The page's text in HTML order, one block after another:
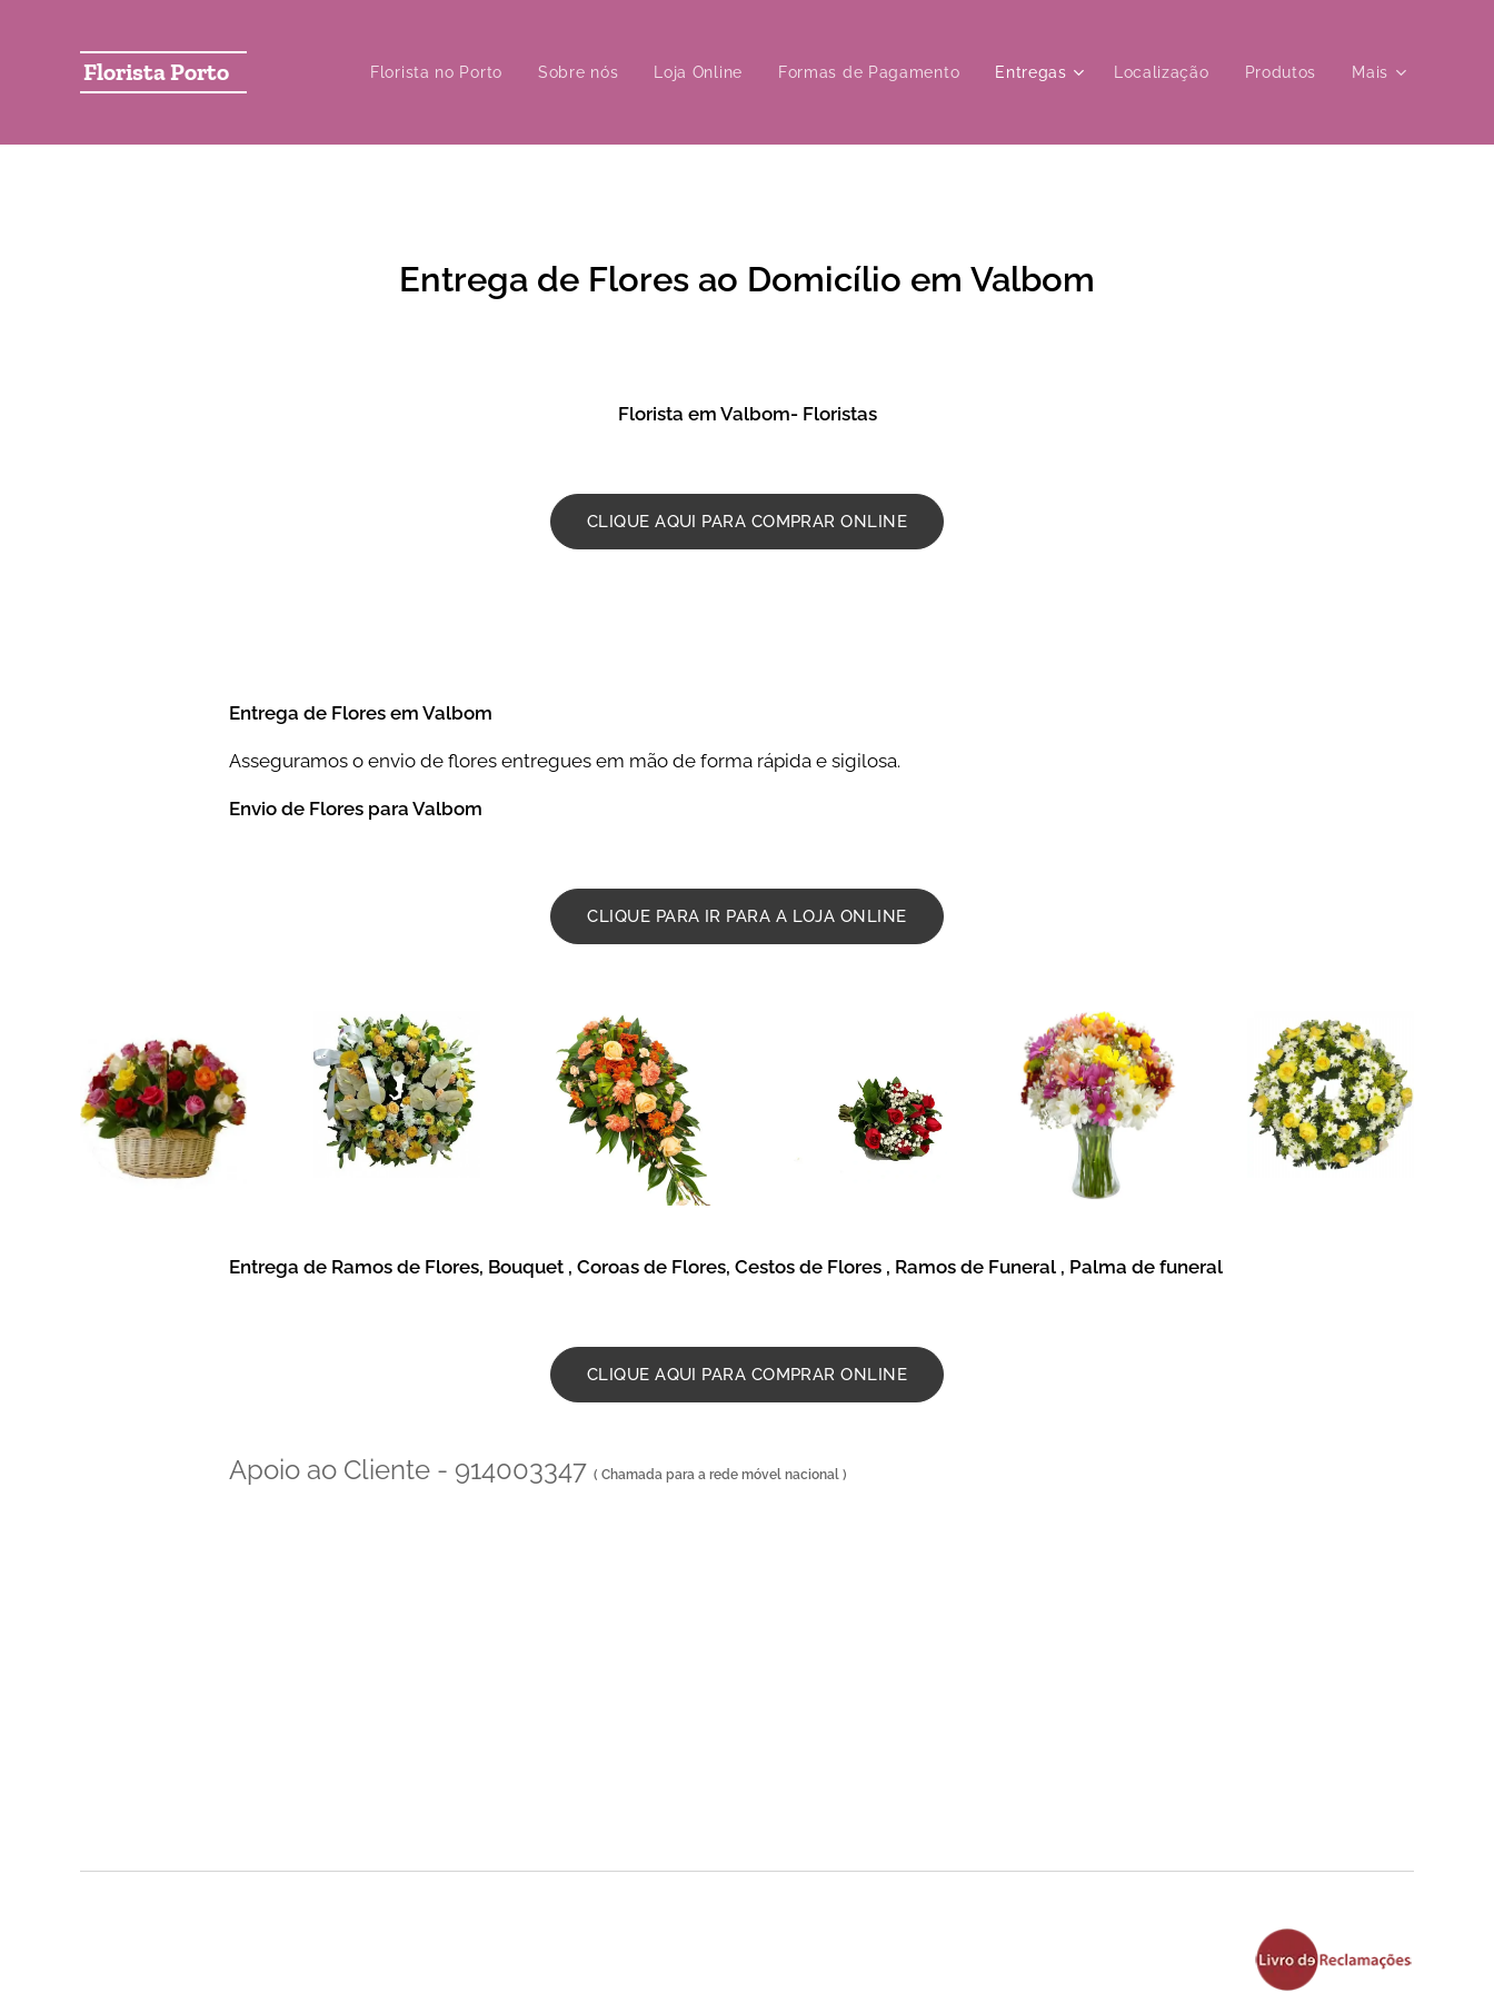
Florista Porto Florista no Porto Sobre nós Loja Online Formas de Pagamento Entregas Localização Produtos Mais
Entrega de Flores ao Domicílio em Valbom
Florista em Valbom- Floristas
CLIQUE AQUI PARA COMPRAR ONLINE
Entrega de Flores em Valbom
Asseguramos o envio de flores entregues em mão de forma rápida e sigilosa.
Envio de Flores para Valbom
CLIQUE PARA IR PARA A LOJA ONLINE
Entrega de Ramos de Flores, Bouquet , Coroas de Flores, Cestos de Flores , Ramos de Funeral , Palma de funeral
CLIQUE AQUI PARA COMPRAR ONLINE
Apoio ao Cliente - 914003347 ( Chamada para a rede móvel nacional )